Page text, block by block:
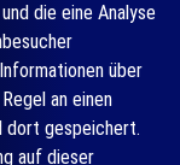
die eine Analyse
über
an einen
dort gespeichert.
auf dieser